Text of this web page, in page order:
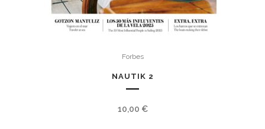
Forbes
NAUTIK 2
10,00 €